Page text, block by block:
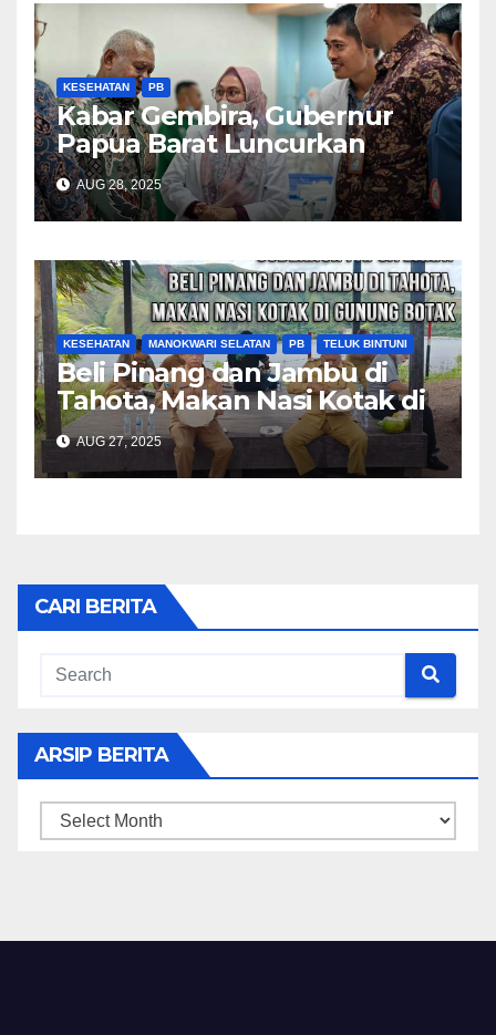
KESEHATAN PB
Kabar Gembira, Gubernur
Papua Barat Luncurkan
Layanan Cuci Darah, Harap
BPJS Kesehatan Dukung
AUG 28, 2025
KESEHATAN MANOKWARI SELATAN PB TELUK BINTUNI
Beli Pinang dan Jambu di
Tahota, Makan Nasi Kotak di
Gunung Botak
AUG 27, 2025
CARI BERITA
ARSIP BERITA
ARSIP